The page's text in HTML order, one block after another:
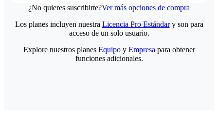
¿No quieres suscribirte?Ver más opciones de compra
Los planes incluyen nuestra Licencia Pro Estándary son para
acceso de un solo usuario.
Explore nuestros planes Equipoy Empresa para obtener
funciones adicionales.